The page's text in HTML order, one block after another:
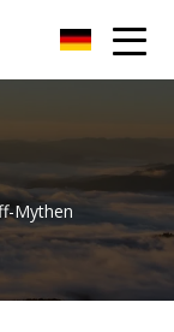
Mythen